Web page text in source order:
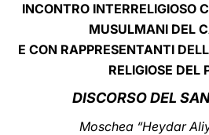
INCONTRO INTERRELIGIOSO
MUSULMANI DEL
E CON RAPPRESENTANTI
RELIGIOSE DEL
DISCORSODEL
Moschea “Heydar